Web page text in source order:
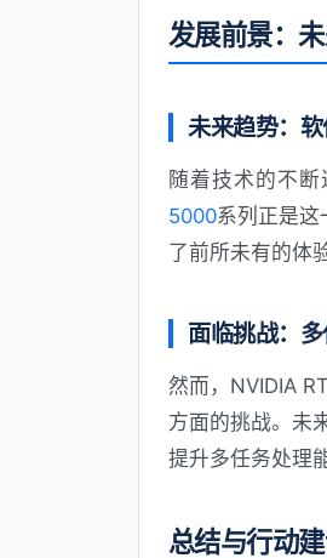
发展前景：
未来趋势：
随着技术的不
5000系列正是这
了前所未有的体验
面临挑战：
然而，NVIDIA
方面的挑战。未
提升多任务处理
总结与行动